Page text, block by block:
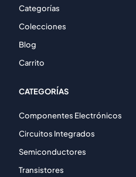
Categorías
Colecciones
Blog
Carrito
CATEGORÍAS
Componentes Electrónicos
Circuitos Integrados
Semiconductores
Transistores